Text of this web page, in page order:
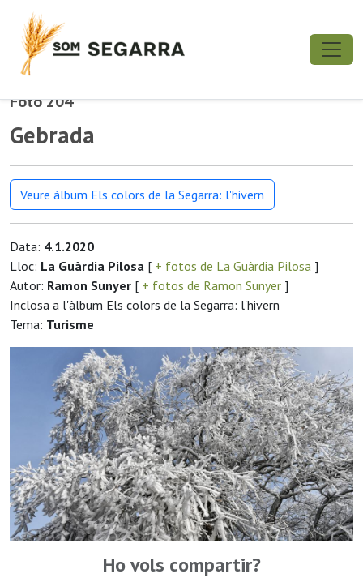
Foto 204
Gebrada
Veure àlbum Els colors de la Segarra: l'hivern
Data: 4.1.2020
Lloc: La Guàrdia Pilosa [ + fotos de La Guàrdia Pilosa ]
Autor: Ramon Sunyer [ + fotos de Ramon Sunyer ]
Inclosa a l'àlbum Els colors de la Segarra: l'hivern
Tema: Turisme
Ho vols compartir?